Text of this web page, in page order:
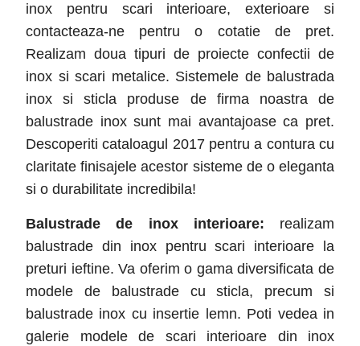
inox pentru scari interioare, exterioare si
contacteaza-ne pentru o cotatie de pret.
Realizam doua tipuri de proiecte confectii de
inox si scari metalice. Sistemele de balustrada
inox si sticla produse de firma noastra de
balustrade inox sunt mai avantajoase ca pret.
Descoperiti cataloagul 2017 pentru a contura cu
claritate finisajele acestor sisteme de o eleganta
si o durabilitate incredibila!
Balustrade de inox interioare: realizam
balustrade din inox pentru scari interioare la
preturi ieftine. Va oferim o gama diversificata de
modele de balustrade cu sticla, precum si
balustrade inox cu insertie lemn. Poti vedea in
galerie modele de scari interioare din inox